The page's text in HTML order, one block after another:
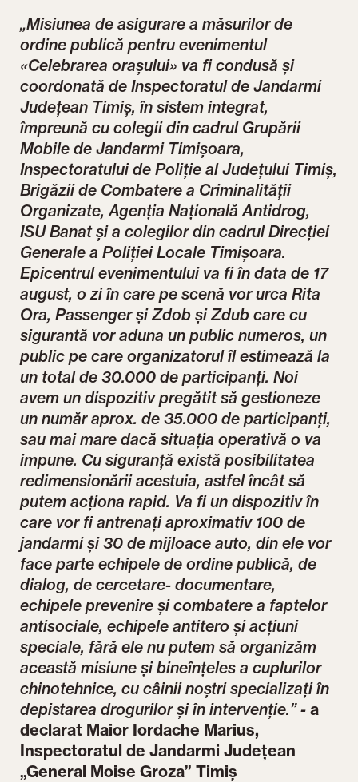
„Misiunea de asigurare a măsurilor de
ordine publică pentru evenimentul
«Celebrarea orașului» va fi condusă și
coordonată de Inspectoratul de Jandarmi
Județean Timiș, în sistem integrat,
împreună cu colegii din cadrul Grupării
Mobile de Jandarmi Timișoara,
Inspectoratului de Poliție al Județului Timiș,
Brigăzii de Combatere a Criminalității
Organizate, Agenția Națională Antidrog,
ISU Banat și a colegilor din cadrul Direcției
Generale a Poliției Locale Timișoara.
Epicentrul evenimentului va fi în data de 17
august, o zi în care pe scenă vor urca Rita
Ora, Passenger și Zdob și Zdub care cu
sigurantă vor aduna un public numeros, un
public pe care organizatorul îl estimează la
un total de 30.000 de participanți. Noi
avem un dispozitiv pregătit să gestioneze
un număr aprox. de 35.000 de participanți,
sau mai mare dacă situația operativă o va
impune. Cu siguranță există posibilitatea
redimensionării acestuia, astfel încât să
putem acționa rapid. Va fi un dispozitiv în
care vor fi antrenați aproximativ 100 de
jandarmi și 30 de mijloace auto, din ele vor
face parte echipele de ordine publică, de
dialog, de cercetare- documentare,
echipele prevenire și combatere a faptelor
antisociale, echipele antitero și acțiuni
speciale, fără ele nu putem să organizăm
această misiune și bineînțeles a cuplurilor
chinotehnice, cu câinii noștri specializați în
depistarea drogurilor și în intervenție.” - a
declarat Maior Iordache Marius,
Inspectoratul de Jandarmi Județean
„General Moise Groza” Timiș